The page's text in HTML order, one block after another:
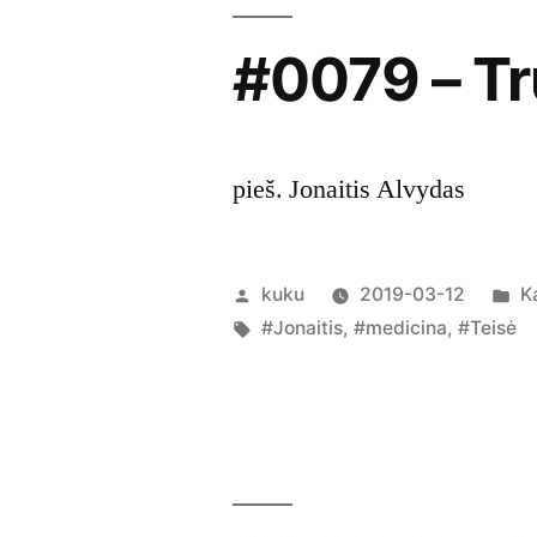
#0079 –
pieš. Jonaitis Alvydas
Posted
by
kuku 2019-03-12
Tags:
#Jonaitis,#medicina,#Teisė